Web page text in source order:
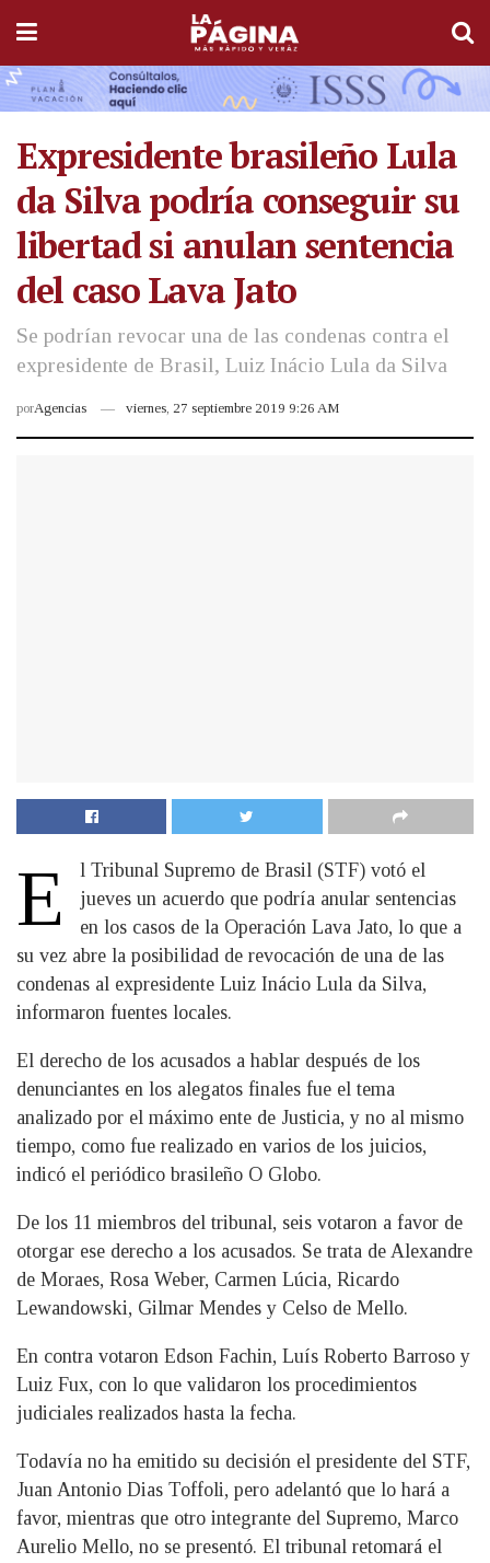
Expresidente brasileño Lula
da Silva podría conseguir su
libertad si anulan sentencia
del caso Lava Jato
Se podrían revocar una de las condenas contra el
expresidente de Brasil, Luiz Inácio Lula da Silva
porAgencias viernes, 27 septiembre 2019 9:26 AM
E
l Tribunal Supremo de Brasil (STF) votó el
jueves un acuerdo que podría anular sentencias
en los casos de la Operación Lava Jato, lo que a
su vez abre la posibilidad de revocación de una de las
condenas al expresidente Luiz Inácio Lula da Silva,
informaron fuentes locales.
El derecho de los acusados a hablar después de los
denunciantes en los alegatos finales fue el tema
analizado por el máximo ente de Justicia, y no al mismo
tiempo, como fue realizado en varios de los juicios,
indicó el periódico brasileño O Globo.
De los 11 miembros del tribunal, seis votaron a favor de
otorgar ese derecho a los acusados. Se trata de Alexandre
de Moraes, Rosa Weber, Carmen Lúcia, Ricardo
Lewandowski, Gilmar Mendes y Celso de Mello.
En contra votaron Edson Fachin, Luís Roberto Barroso y
Luiz Fux, con lo que validaron los procedimientos
judiciales realizados hasta la fecha.
Todavía no ha emitido su decisión el presidente del STF,
Juan Antonio Dias Toffoli, pero adelantó que lo hará a
favor, mientras que otro integrante del Supremo, Marco
Aurelio Mello, no se presentó. El tribunal retomará el